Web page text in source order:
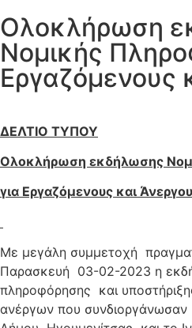
Ολοκλήρωση
Νομικής
Εργαζόμενους
ΔΕΛΤΙΟ ΤΥΠΟΥ
Ολοκλήρωση εκδήλωσης
για Εργαζόμενους και
Με μεγάλη συμμετοχή
Παρασκευή 03-02-2023 η
πληροφόρησης και
ανέργων που συνδιοργάνωσαν